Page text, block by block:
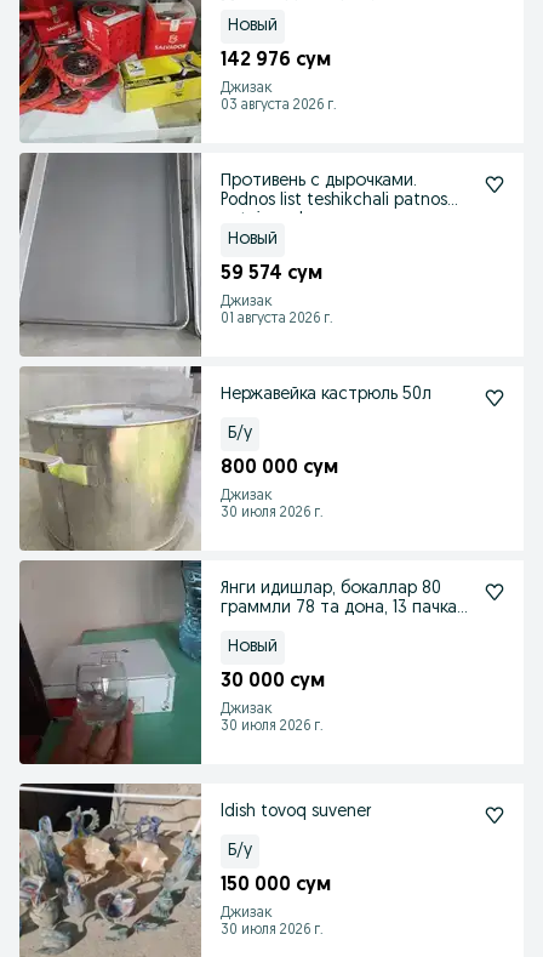
Новый
142 976 сум
Джизак
03 августа 2026 г.
Противень с дырочками.
Podnos list teshikchali patnos
Новый
59 574 сум
Джизак
01 августа 2026 г.
Нержавейка кастрюль 50л
Б/у
800 000 сум
Джизак
30 июля 2026 г.
Янги идишлар, бокаллар 80
граммли 78 та дона, 13 пачка
Новый
30 000 сум
Джизак
30 июля 2026 г.
Idish tovoq suvener
Б/у
150 000 сум
Джизак
30 июля 2026 г.